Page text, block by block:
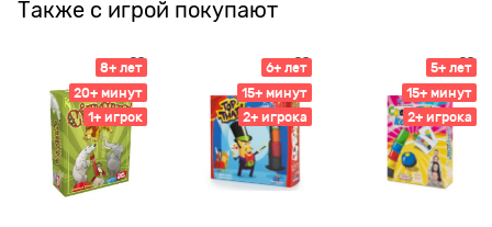
Также с игрой покупают
8+ лет
20+ минут
1+ игрок
6+ лет
15+ минут
2+ игрока
5+ лет
15+ минут
2+ игрока